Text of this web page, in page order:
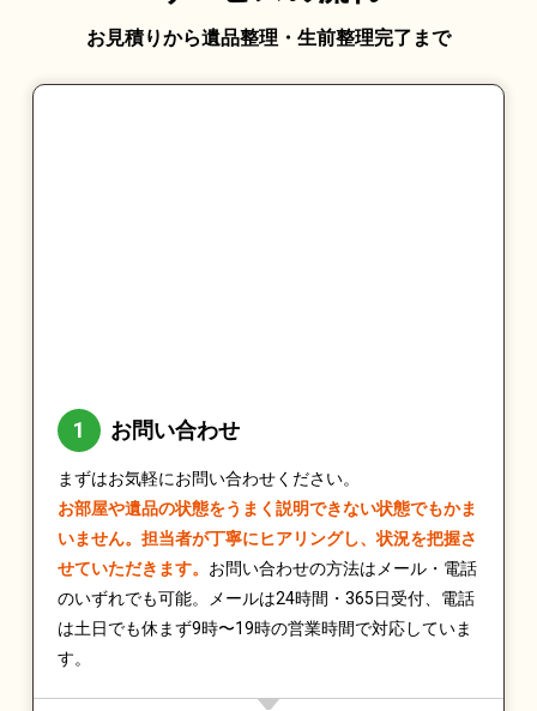
お見積りから遺品整理・生前整理完了まで
お問い合わせ
まずはお気軽にお問い合わせください。
お部屋や遺品の状態をうまく説明できない状態でもかま
いません。担当者が丁寧にヒアリングし、状況を把握さ
せていただきます。 お問い合わせの方法はメール・電話
のいずれでも可能。メールは24時間・365日受付、電話
は土日でも休まず9時〜19時の営業時間で対応していま
す。